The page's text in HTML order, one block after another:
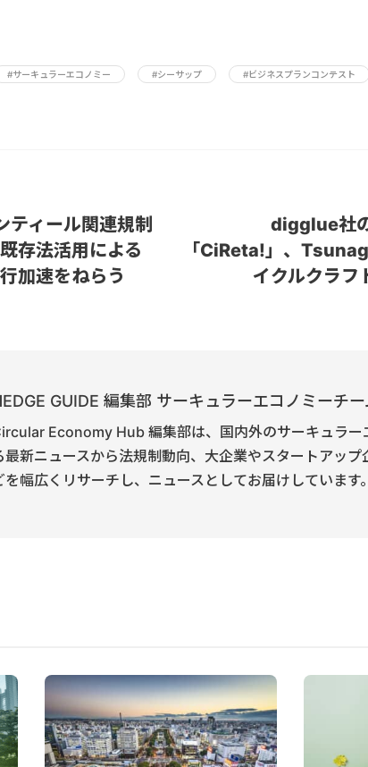
#サーキュラーエコノミー #シーサップ #ビジネスプランコンテスト
ィール関連規制
存法活用による
加速をねらう
digglue社
「CiReta!」、
イクルクラ
GUIDE 編集部 サーキュラーエコノミーチー
Economy Hub 編集部は、国内外のサーキュラー
最新ニュースから法規制動向、大企業やスタートアップ
を幅広くリサーチし、ニュースとしてお届けしています。